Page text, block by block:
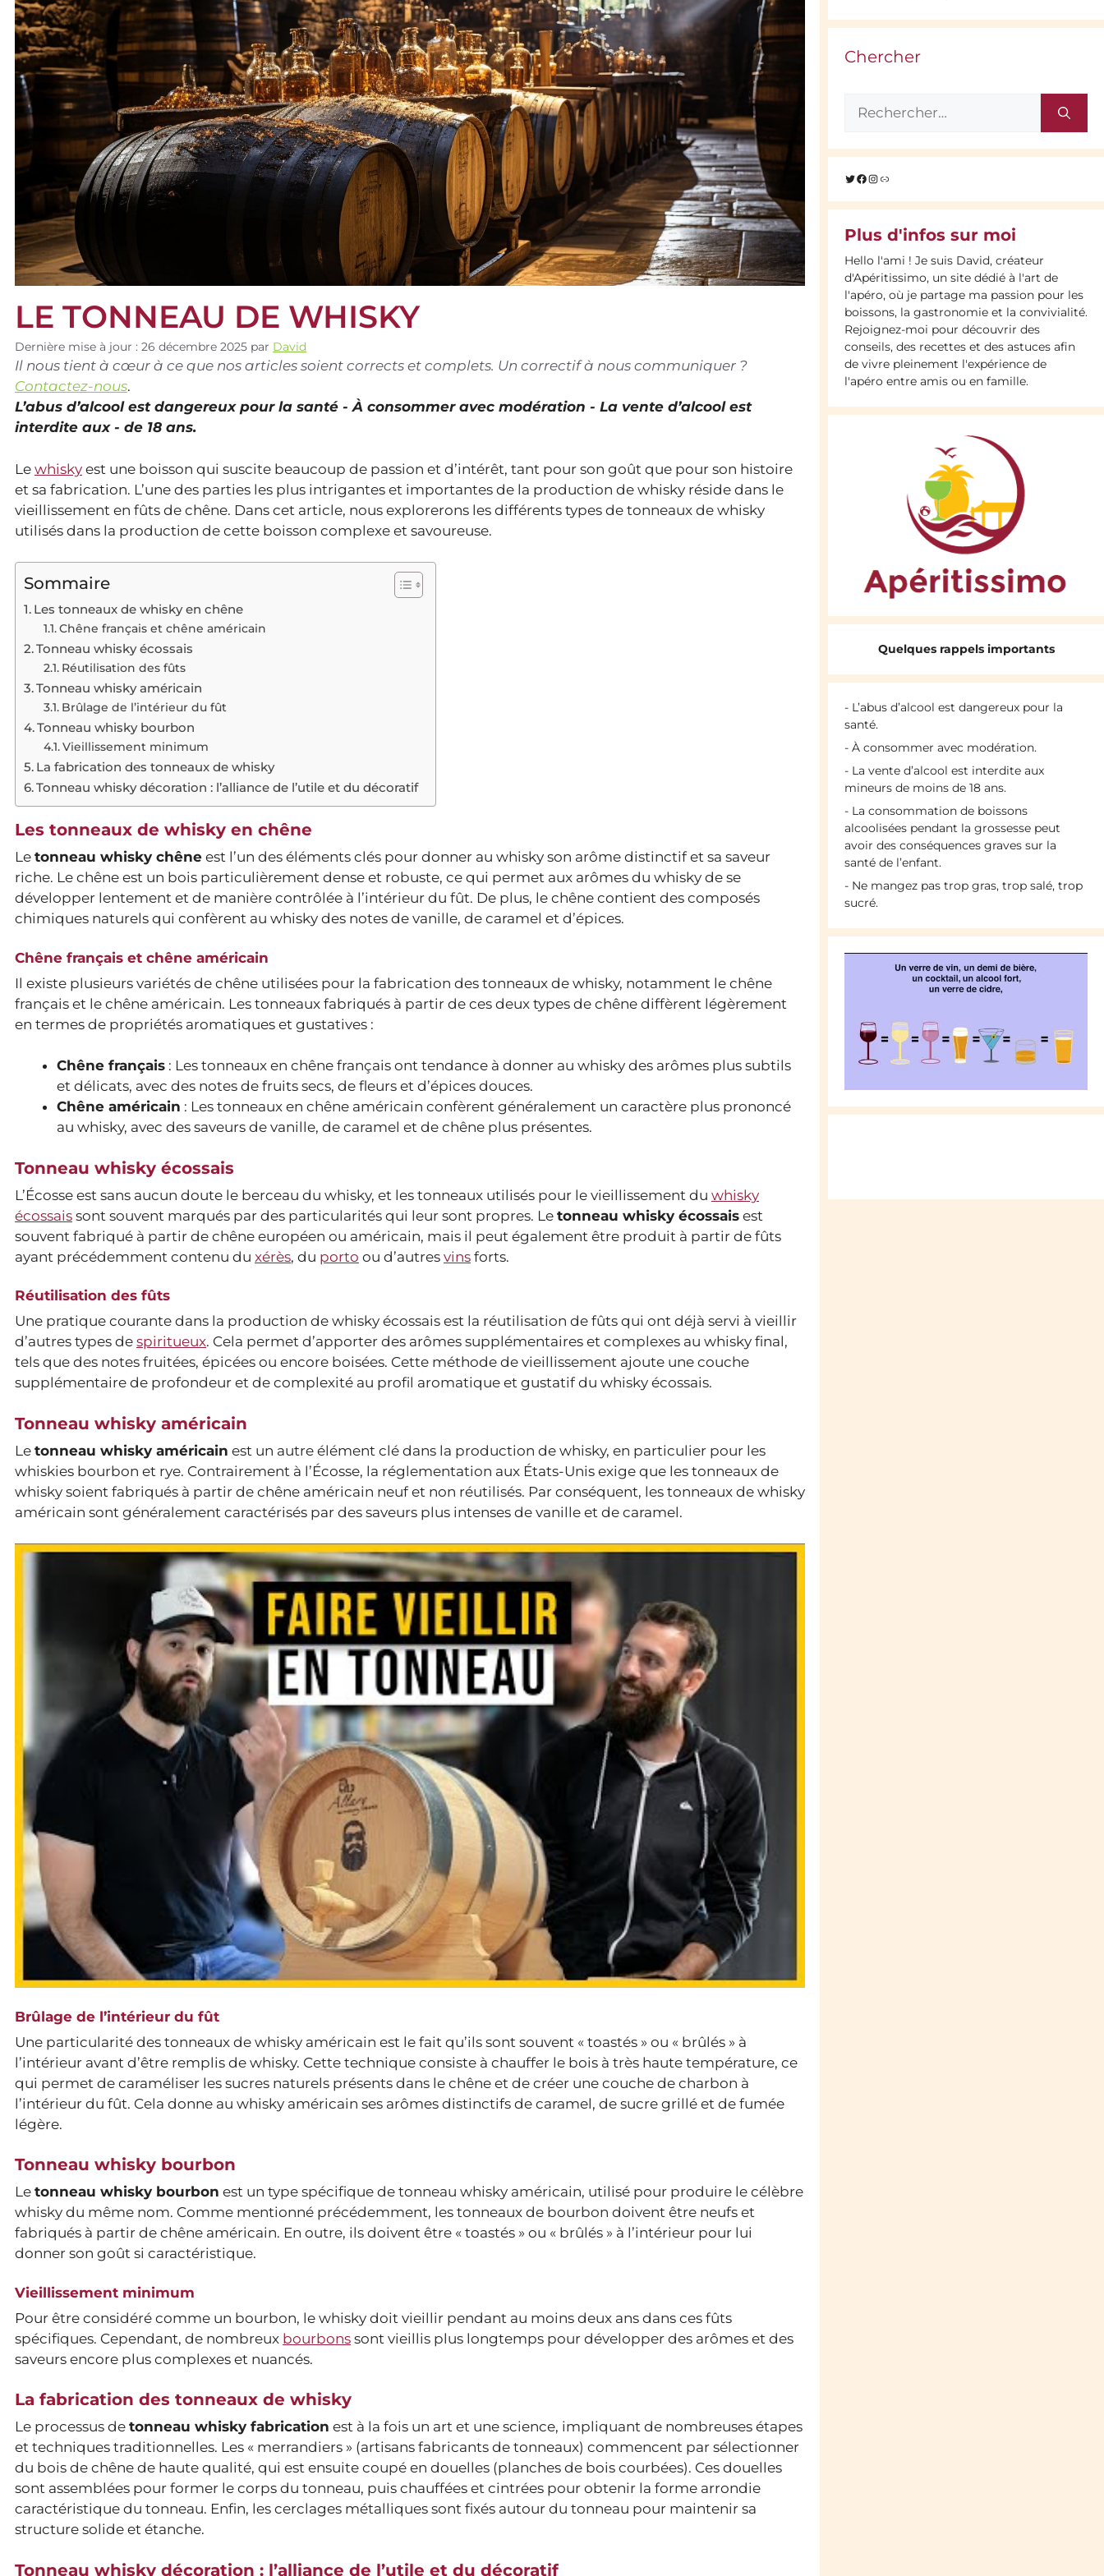
LE TONNEAU DE WHISKY
Dernière mise à jour : 26 décembre 2025 par David
Il nous tient à cœur à ce que nos articles soient corrects et complets. Un correctif à nous communiquer ?
Contactez-nous.
L’abus d’alcool est dangereux pour la santé - À consommer avec modération - La vente d’alcool est
interdite aux - de 18 ans.
Le whisky est une boisson qui suscite beaucoup de passion et d’intérêt, tant pour son goût que pour son histoire
et sa fabrication. L’une des parties les plus intrigantes et importantes de la production de whisky réside dans le
vieillissement en fûts de chêne. Dans cet article, nous explorerons les différents types de tonneaux de whisky
utilisés dans la production de cette boisson complexe et savoureuse.
Sommaire
Les tonneaux de whisky en chêne
Chêne français et chêne américain
Tonneau whisky écossais
Réutilisation des fûts
Tonneau whisky américain
Brûlage de l’intérieur du fût
Tonneau whisky bourbon
Vieillissement minimum
La fabrication des tonneaux de whisky
Tonneau whisky décoration : l’alliance de l’utile et du décoratif
Les tonneaux de whisky en chêne
Le tonneau whisky chêne est l’un des éléments clés pour donner au whisky son arôme distinctif et sa saveur
riche. Le chêne est un bois particulièrement dense et robuste, ce qui permet aux arômes du whisky de se
développer lentement et de manière contrôlée à l’intérieur du fût. De plus, le chêne contient des composés
chimiques naturels qui confèrent au whisky des notes de vanille, de caramel et d’épices.
Chêne français et chêne américain
Il existe plusieurs variétés de chêne utilisées pour la fabrication des tonneaux de whisky, notamment le chêne
français et le chêne américain. Les tonneaux fabriqués à partir de ces deux types de chêne diffèrent légèrement
en termes de propriétés aromatiques et gustatives :
Chêne français : Les tonneaux en chêne français ont tendance à donner au whisky des arômes plus subtils
et délicats, avec des notes de fruits secs, de fleurs et d’épices douces.
Chêne américain : Les tonneaux en chêne américain confèrent généralement un caractère plus prononcé
au whisky, avec des saveurs de vanille, de caramel et de chêne plus présentes.
Tonneau whisky écossais
L’Écosse est sans aucun doute le berceau du whisky, et les tonneaux utilisés pour le vieillissement du whisky
écossais sont souvent marqués par des particularités qui leur sont propres. Le tonneau whisky écossais est
souvent fabriqué à partir de chêne européen ou américain, mais il peut également être produit à partir de fûts
ayant précédemment contenu du xérès, du porto ou d’autres vins forts.
Réutilisation des fûts
Une pratique courante dans la production de whisky écossais est la réutilisation de fûts qui ont déjà servi à vieillir
d’autres types de spiritueux. Cela permet d’apporter des arômes supplémentaires et complexes au whisky final,
tels que des notes fruitées, épicées ou encore boisées. Cette méthode de vieillissement ajoute une couche
supplémentaire de profondeur et de complexité au profil aromatique et gustatif du whisky écossais.
Tonneau whisky américain
Le tonneau whisky américain est un autre élément clé dans la production de whisky, en particulier pour les
whiskies bourbon et rye. Contrairement à l’Écosse, la réglementation aux États-Unis exige que les tonneaux de
whisky soient fabriqués à partir de chêne américain neuf et non réutilisés. Par conséquent, les tonneaux de whisky
américain sont généralement caractérisés par des saveurs plus intenses de vanille et de caramel.
Brûlage de l’intérieur du fût
Une particularité des tonneaux de whisky américain est le fait qu’ils sont souvent « toastés » ou « brûlés » à
l’intérieur avant d’être remplis de whisky. Cette technique consiste à chauffer le bois à très haute température, ce
qui permet de caraméliser les sucres naturels présents dans le chêne et de créer une couche de charbon à
l’intérieur du fût. Cela donne au whisky américain ses arômes distinctifs de caramel, de sucre grillé et de fumée
légère.
Tonneau whisky bourbon
Le tonneau whisky bourbon est un type spécifique de tonneau whisky américain, utilisé pour produire le célèbre
whisky du même nom. Comme mentionné précédemment, les tonneaux de bourbon doivent être neufs et
fabriqués à partir de chêne américain. En outre, ils doivent être « toastés » ou « brûlés » à l’intérieur pour lui
donner son goût si caractéristique.
Vieillissement minimum
Pour être considéré comme un bourbon, le whisky doit vieillir pendant au moins deux ans dans ces fûts
spécifiques. Cependant, de nombreux bourbons sont vieillis plus longtemps pour développer des arômes et des
saveurs encore plus complexes et nuancés.
La fabrication des tonneaux de whisky
Le processus de tonneau whisky fabrication est à la fois un art et une science, impliquant de nombreuses étapes
et techniques traditionnelles. Les « merrandiers » (artisans fabricants de tonneaux) commencent par sélectionner
du bois de chêne de haute qualité, qui est ensuite coupé en douelles (planches de bois courbées). Ces douelles
sont assemblées pour former le corps du tonneau, puis chauffées et cintrées pour obtenir la forme arrondie
caractéristique du tonneau. Enfin, les cerclages métalliques sont fixés autour du tonneau pour maintenir sa
structure solide et étanche.
Tonneau whisky décoration : l’alliance de l’utile et du décoratif
Chercher
Rechercher :
Twitter
Facebook
Instagram
Lien
Plus d'infos sur moi
Hello l'ami ! Je suis David, créateur
d'Apéritissimo, un site dédié à l'art de
l'apéro, où je partage ma passion pour les
boissons, la gastronomie et la convivialité.
Rejoignez-moi pour découvrir des
conseils, des recettes et des astuces afin
de vivre pleinement l'expérience de
l'apéro entre amis ou en famille.
Quelques rappels importants
- L’abus d’alcool est dangereux pour la
santé.
- À consommer avec modération.
- La vente d’alcool est interdite aux
mineurs de moins de 18 ans.
- La consommation de boissons
alcoolisées pendant la grossesse peut
avoir des conséquences graves sur la
santé de l’enfant.
- Ne mangez pas trop gras, trop salé, trop
sucré.